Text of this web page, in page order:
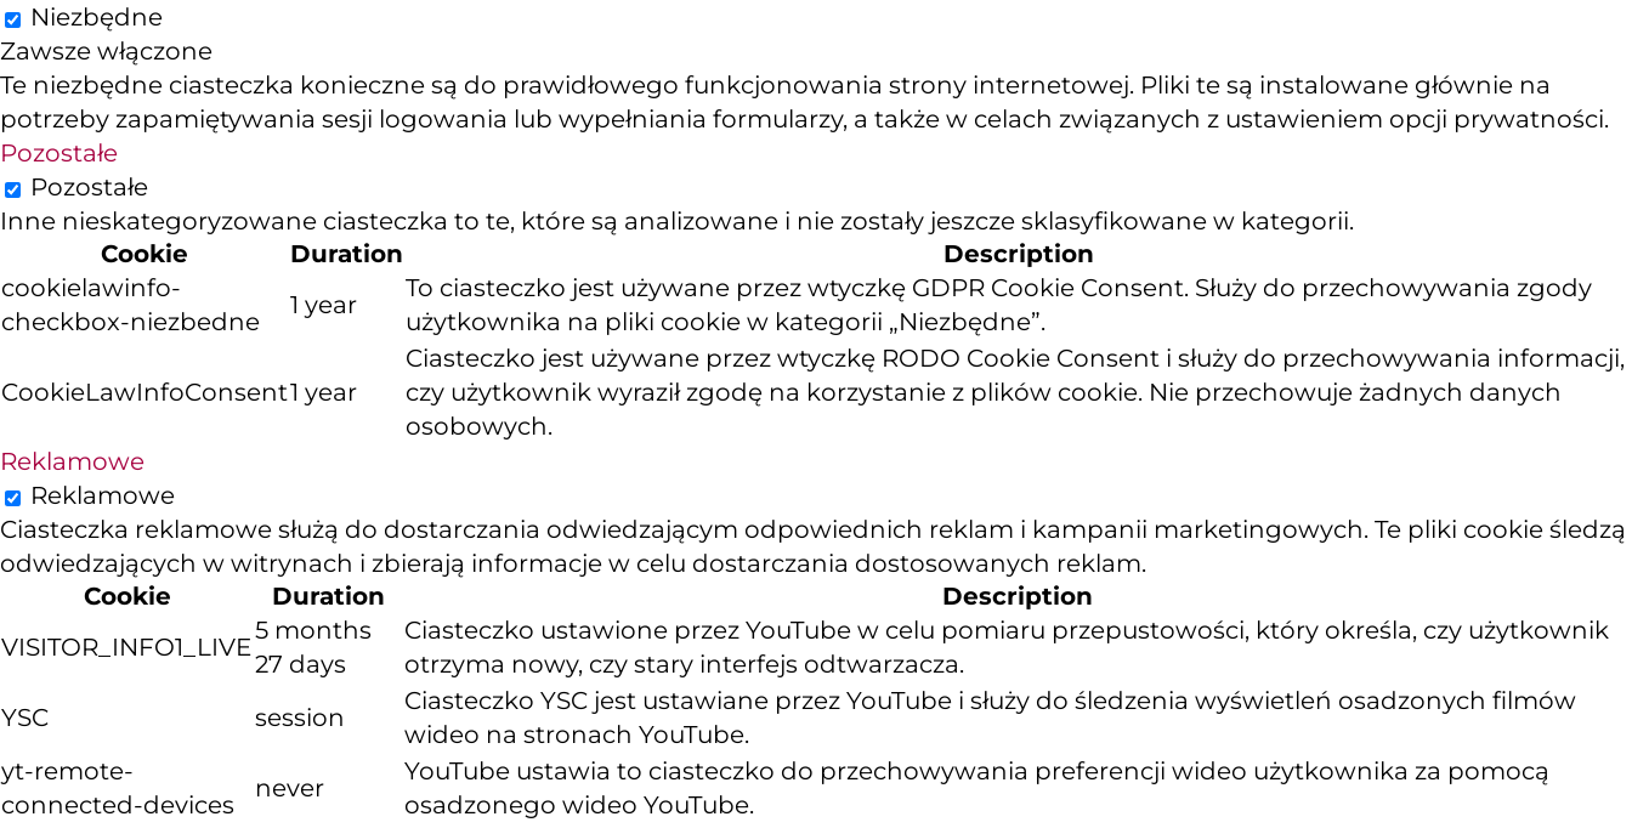
Niezbędne
Zawsze włączone
Te niezbędne ciasteczka konieczne są do prawidłowego funkcjonowania strony internetowej. Pliki te są instalowane głównie na
potrzeby zapamiętywania sesji logowania lub wypełniania formularzy, a także w celach związanych z ustawieniem opcji prywatności.
Pozostałe
Pozostałe
Inne nieskategoryzowane ciasteczka to te, które są analizowane i nie zostały jeszcze sklasyfikowane w kategorii.
Cookie
Duration
Description
cookielawinfo-
checkbox-niezbedne
1 year
To ciasteczko jest używane przez wtyczkę GDPR Cookie Consent. Służy do przechowywania zgody
użytkownika na pliki cookie w kategorii „Niezbędne”.
CookieLawInfoConsent1 year
Ciasteczko jest używane przez wtyczkę RODO Cookie Consent i służy do przechowywania informacji,
czy użytkownik wyraził zgodę na korzystanie z plików cookie. Nie przechowuje żadnych danych
osobowych.
Reklamowe
Reklamowe
Ciasteczka reklamowe służą do dostarczania odwiedzającym odpowiednich reklam i kampanii marketingowych. Te pliki cookie śledzą
odwiedzających w witrynach i zbierają informacje w celu dostarczania dostosowanych reklam.
Cookie
Duration
Description
VISITOR_INFO1_LIVE
5 months
27 days
Ciasteczko ustawione przez YouTube w celu pomiaru przepustowości, który określa, czy użytkownik
otrzyma nowy, czy stary interfejs odtwarzacza.
YSC
session
Ciasteczko YSC jest ustawiane przez YouTube i służy do śledzenia wyświetleń osadzonych filmów
wideo na stronach YouTube.
yt-remote-
connected-devices
never
YouTube ustawia to ciasteczko do przechowywania preferencji wideo użytkownika za pomocą
osadzonego wideo YouTube.